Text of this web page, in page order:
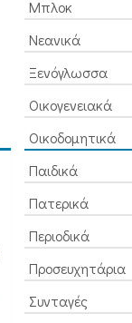
Μπλοκ
Νεανικά
Ξενόγλωσσα
Οικογενειακά
Οικοδομητικά
Παιδικά
Πατερικά
Περιοδικά
Προσευχητάρια
Συνταγές